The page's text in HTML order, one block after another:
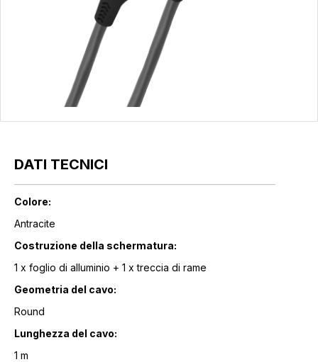
DATI TECNICI
Colore:
Antracite
Costruzione della schermatura:
1 x foglio di alluminio + 1 x treccia di rame
Geometria del cavo:
Round
Lunghezza del cavo:
1 m